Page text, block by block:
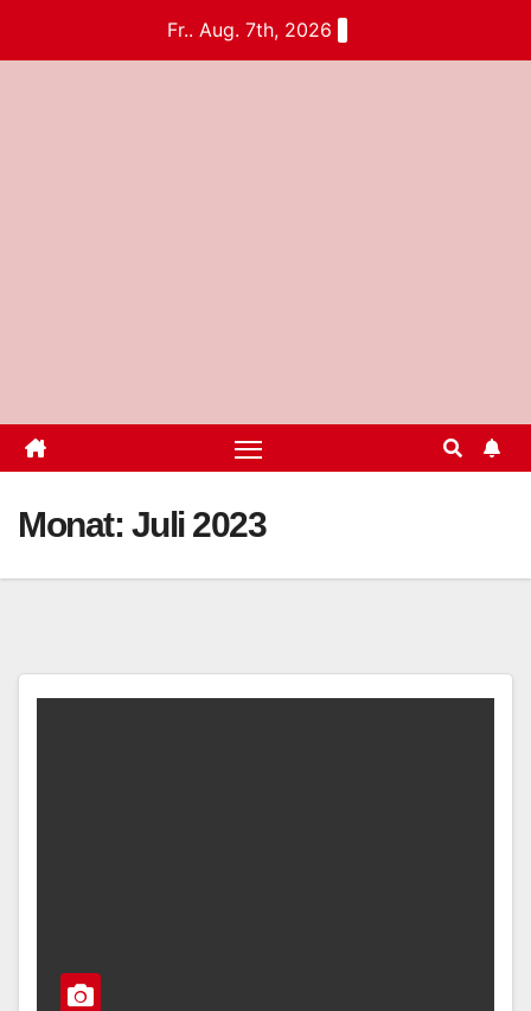
Fr.. Aug. 7th, 2026
Monat: Juli 2023